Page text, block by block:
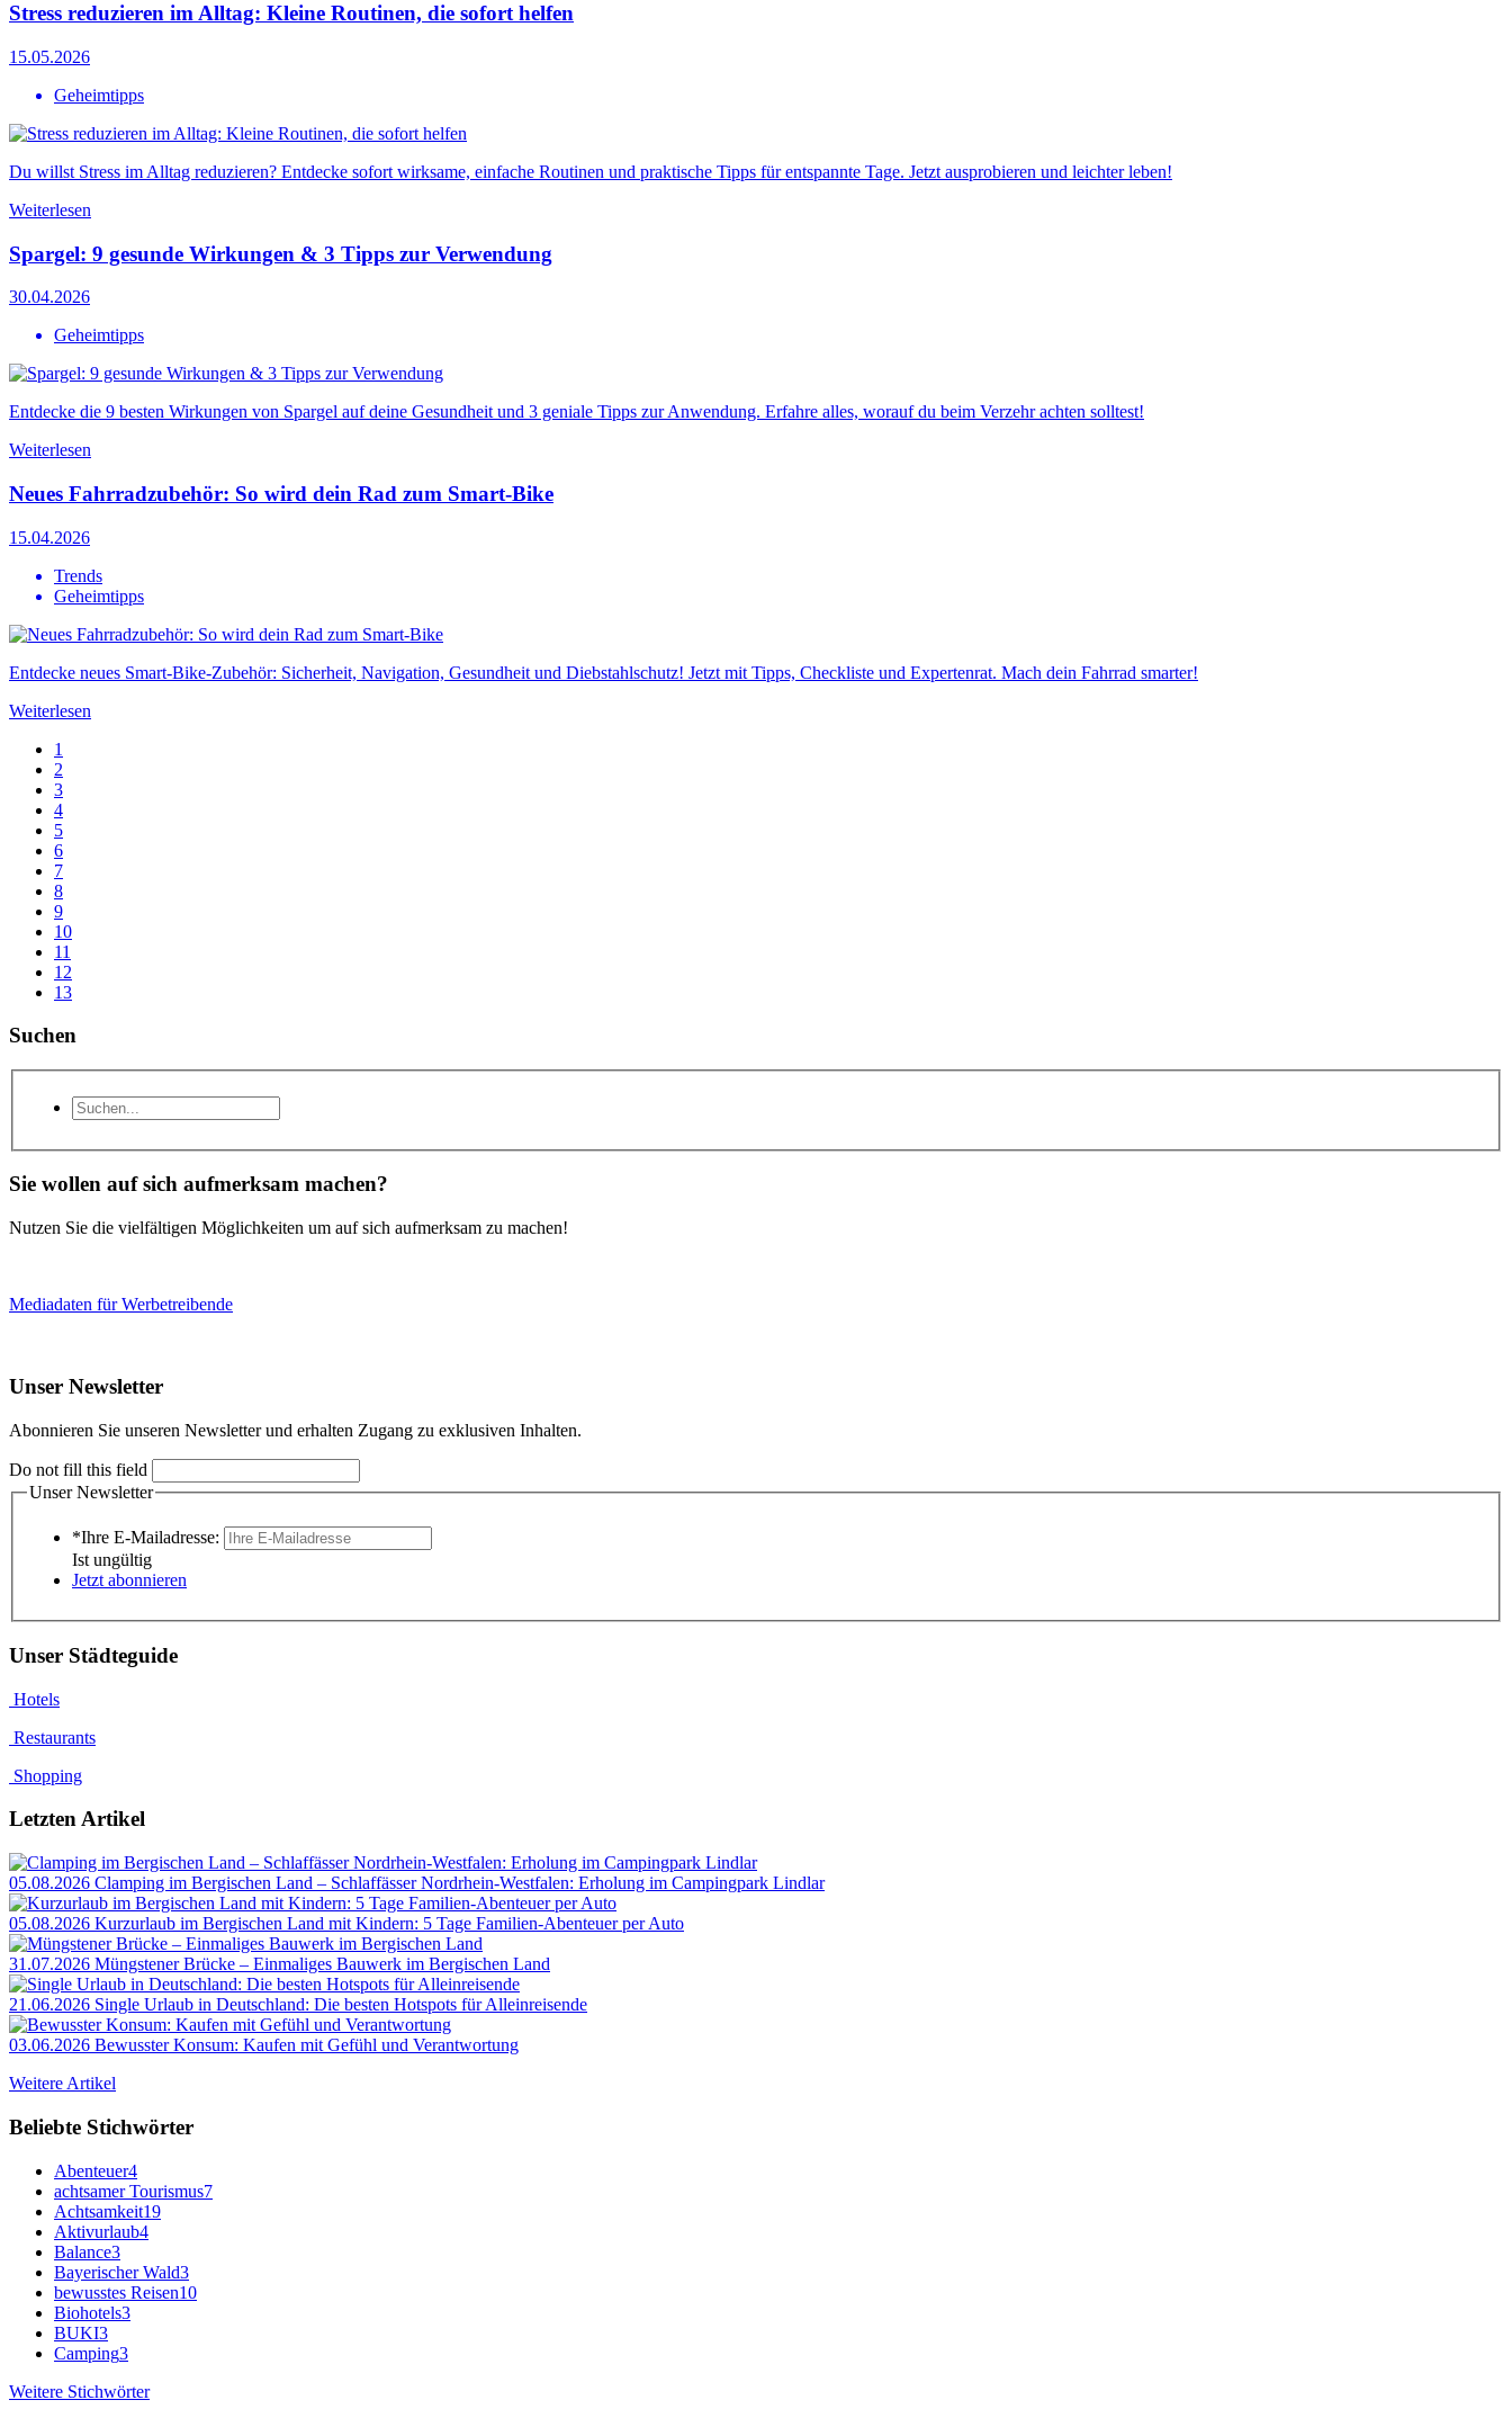
Stress reduzieren im Alltag: Kleine Routinen, die sofort helfen
15.05.2026
Geheimtipps
Du willst Stress im Alltag reduzieren? Entdecke sofort wirksame, einfache Routinen und praktische Tipps für entspannte Tage. Jetzt ausprobieren und leichter leben!
Weiterlesen
Spargel: 9 gesunde Wirkungen & 3 Tipps zur Verwendung
30.04.2026
Geheimtipps
Entdecke die 9 besten Wirkungen von Spargel auf deine Gesundheit und 3 geniale Tipps zur Anwendung. Erfahre alles, worauf du beim Verzehr achten solltest!
Weiterlesen
Neues Fahrradzubehör: So wird dein Rad zum Smart-Bike
15.04.2026
Trends
Geheimtipps
Entdecke neues Smart-Bike-Zubehör: Sicherheit, Navigation, Gesundheit und Diebstahlschutz! Jetzt mit Tipps, Checkliste und Expertenrat. Mach dein Fahrrad smarter!
Weiterlesen
1
2
3
4
5
6
7
8
9
10
11
12
13
Suchen
Sie wollen auf sich aufmerksam machen?
Nutzen Sie die vielfältigen Möglichkeiten um auf sich aufmerksam zu machen!
Mediadaten für Werbetreibende
Unser Newsletter
Abonnieren Sie unseren Newsletter und erhalten Zugang zu exklusiven Inhalten.
Do not fill this field
Unser Newsletter
*Ihre E-Mailadresse:
Ist ungültig
Jetzt abonnieren
Unser Städteguide
Hotels
Restaurants
Shopping
Letzten Artikel
05.08.2026 Clamping im Bergischen Land – Schlaffässer Nordrhein-Westfalen: Erholung im Campingpark Lindlar
05.08.2026 Kurzurlaub im Bergischen Land mit Kindern: 5 Tage Familien-Abenteuer per Auto
31.07.2026 Müngstener Brücke – Einmaliges Bauwerk im Bergischen Land
21.06.2026 Single Urlaub in Deutschland: Die besten Hotspots für Alleinreisende
03.06.2026 Bewusster Konsum: Kaufen mit Gefühl und Verantwortung
Weitere Artikel
Beliebte Stichwörter
Abenteuer4
achtsamer Tourismus7
Achtsamkeit19
Aktivurlaub4
Balance3
Bayerischer Wald3
bewusstes Reisen10
Biohotels3
BUKI3
Camping3
Weitere Stichwörter